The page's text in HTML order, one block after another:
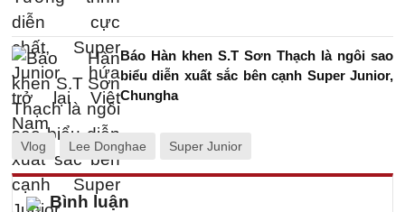
Báo Hàn khen S.T Sơn Thạch là ngôi sao
biểu diễn xuất sắc bên cạnh Super Junior,
Chungha
Vlog Lee Donghae Super Junior
Bình luận